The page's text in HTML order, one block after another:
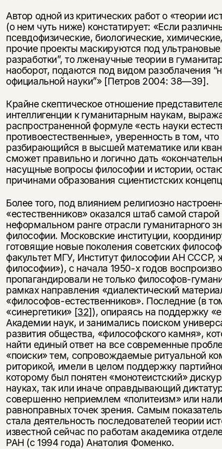
Автор одной из критических работ о «теории
(о нем чуть ниже) констатирует: «Если
псевдофизические, биологические,
прочие проекты маскируются под
разработки”, то лженаучные теории в
наоборот, подаются под видом разоблачения
официальной науки”» [Петров 2004: 38—39].
Крайне скептическое отношение
интеллигенции к гуманитарным наукам,
распространенной формуле «есть науки
противоестественные», уверенность в том, что
разбирающийся в высшей математике или
сможет правильно и логично дать
насущные вопросы философии и истории,
причинами образования сциентистских
Более того, под влиянием религиозно
«естественников» оказался штаб самой
неформальном ранге отрасли гуманитарного
философии. Московские институции,
готовящие новые поколения советских
факультет МГУ, Институт философии АН СССР,
философии»), с начала 1950-х годов
пропагандировали не только философов-
рамках направления «диалектический
«философов-естественников». Последние (в
«синергетики» [32]), опираясь на поддержку
Академии наук, и занимались поиском
развития общества, «философского камня»,
найти единый ответ на все современные
«поиски» тем, сопровождаемые ритуальной
риторикой, имели в целом поддержку
которому был понятен «монотеистский»
науках, так или иначе оправдывающий
совершенно неприемлем «политеизм» или
равноправных точек зрения. Самым
стала деятельность последователей теории
известной сейчас по работам академика
РАН (с 1994 года) Анатолия Фоменко.